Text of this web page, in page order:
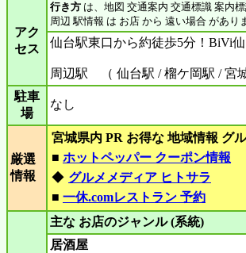
アク
セス
行き方 は、地図 交通案内 交通標識 案内
周辺 駅情報 は お店 から 遠い場合 があ
仙台駅東口から約徒歩5分！BiVi
周辺駅 （ 仙台駅 / 榴ケ岡駅 / 宮
駐車
場
なし
厳選
情報
宮城県内 PR お得な 地域情報 グ
■ ホットペッパー クーポン情報
◆ グルメメディア ヒトサラ
■ 一休.comレストラン 予約
主な お店のジャンル (系統)
居酒屋